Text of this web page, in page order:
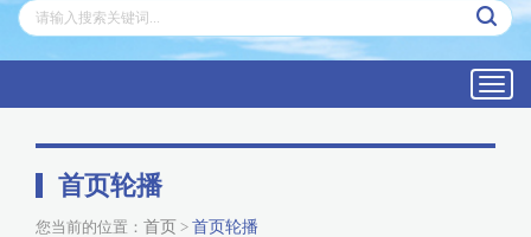
首页轮播
您当前的位置： 首页 > 首页轮播